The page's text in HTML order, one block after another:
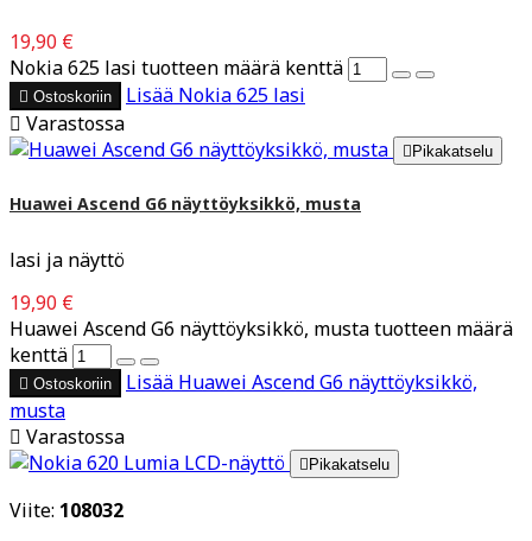
19,90 €
Nokia 625 lasi tuotteen määrä kenttä
 Ostoskoriin Lisää Nokia 625 lasi
 Varastossa
Pikakatselu
Huawei Ascend G6 näyttöyksikkö, musta
lasi ja näyttö
19,90 €
Huawei Ascend G6 näyttöyksikkö, musta tuotteen määrä
kenttä
 Ostoskoriin Lisää Huawei Ascend G6 näyttöyksikkö,
musta
 Varastossa
 Pikakatselu
Viite: 108032